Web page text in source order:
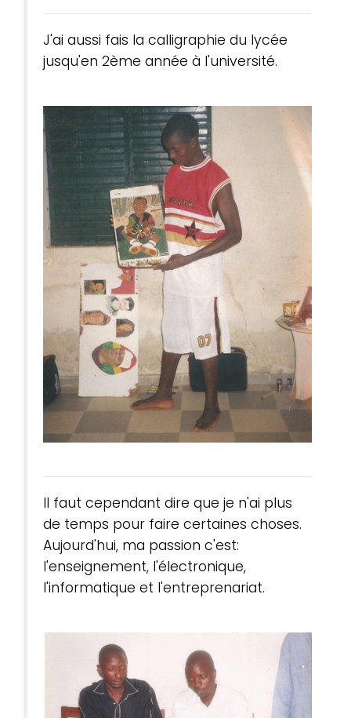
J'ai aussi fais la calligraphie du lycée
jusqu'en 2ème année à l'université.
Il faut cependant dire que je n'ai plus
de temps pour faire certaines choses.
Aujourd'hui, ma passion c'est:
l'enseignement, l'électronique,
l'informatique et l'entreprenariat.